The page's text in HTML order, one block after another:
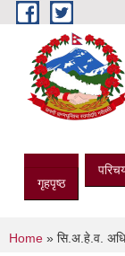
Skip to main content
गृहपृष्ठ
You are
Home » सि.अ.हे.व.